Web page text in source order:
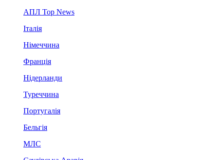
АПЛ Top News
Італія
Німеччина
Франція
Нідерланди
Туреччина
Португалія
Бельгія
МЛС